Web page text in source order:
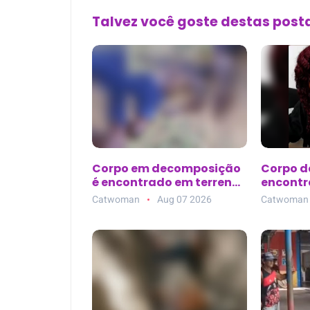
Talvez você goste destas
Corpo em decomposição
é encontrado em terreno
baldio atrás do
Supermercado Rebouças,
Catwoman Aug 07 2026
Corpo
buscas
Catwoman